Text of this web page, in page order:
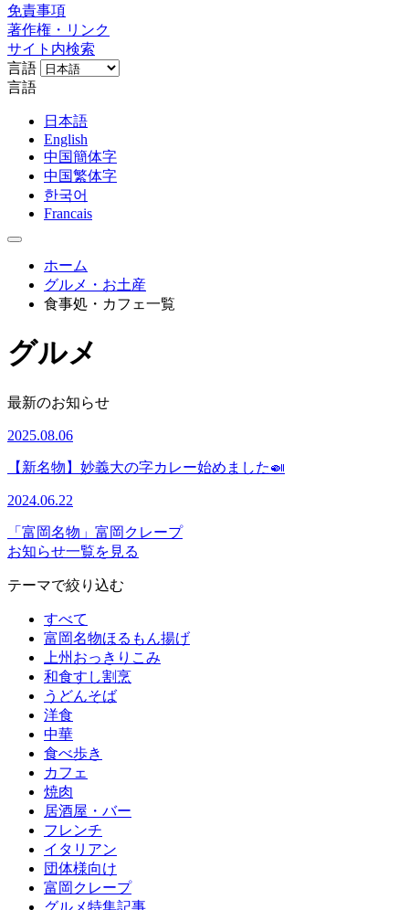
免責事項
著作権・リンク
サイト内検索
言語
言語
日本語
English
中国簡体字
中国繁体字
한국어
Francais
ホーム
グルメ・お土産
食事処・カフェ一覧
グルメ
最新のお知らせ
2025.08.06
【新名物】妙義大の字カレー始めました🍛
2024.06.22
「富岡名物」富岡クレープ
お知らせ一覧を見る
テーマで絞り込む
すべて
富岡名物ほるもん揚げ
上州おっきりこみ
和食すし割烹
うどんそば
洋食
中華
食べ歩き
カフェ
焼肉
居酒屋・バー
フレンチ
イタリアン
団体様向け
富岡クレープ
グルメ特集記事